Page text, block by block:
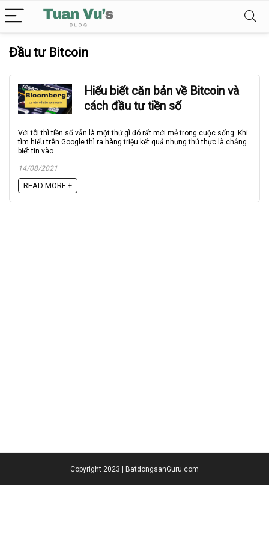
Đầu tư Bitcoin
Hiểu biết căn bản về Bitcoin và
cách đầu tư tiền số
Với tôi thì tiền số vẫn là một thứ gì đó rất mới mẻ trong cuộc sống. Khi
tìm hiểu trên Google thì ra hàng triệu kết quả nhưng thú thực là chẳng
biết tin vào ...
14/08/2021
READ MORE +
Copyright 2023 | BatdongsanGuru.com